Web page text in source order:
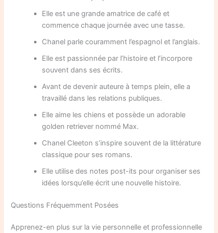
Elle est une grande amatrice de café et
commence chaque journée avec une tasse.
Chanel parle couramment l’espagnol et l’anglais.
Elle est passionnée par l’histoire et l’incorpore
souvent dans ses écrits.
Avant de devenir auteure à temps plein, elle a
travaillé dans les relations publiques.
Elle aime les chiens et possède un adorable
golden retriever nommé Max.
Chanel Cleeton s’inspire souvent de la littérature
classique pour ses romans.
Elle utilise des notes post-its pour organiser ses
idées lorsqu’elle écrit une nouvelle histoire.
Questions Fréquemment Posées
Apprenez-en plus sur la vie personnelle et professionnelle